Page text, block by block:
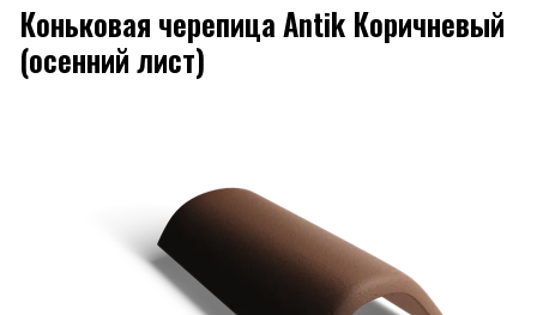
Коньковая черепица Antik Коричневый
(осенний лист)